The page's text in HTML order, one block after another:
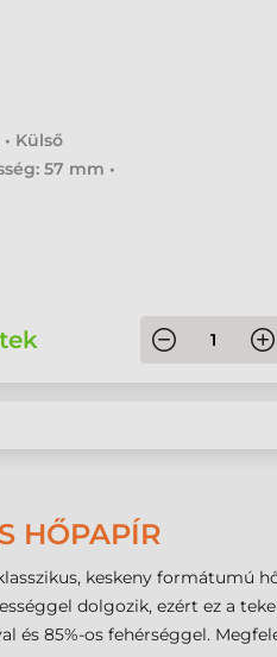
Külső
57 mm •
HŐPAPÍR
keskeny formátumú
dolgozik, ezért ez a
és 85%-os fehérséggel.